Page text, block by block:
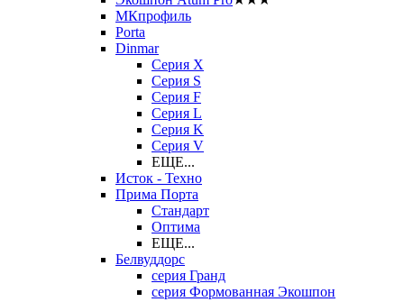
МКпрофиль
Porta
Dinmar
Серия X
Серия S
Серия F
Серия L
Серия K
Серия V
ЕЩЕ...
Исток - Техно
Прима Порта
Стандарт
Оптима
ЕЩЕ...
Белвуддорс
серия Гранд
серия Формованная Экошпон